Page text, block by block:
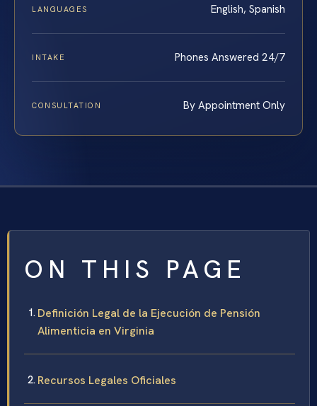
LANGUAGES English, Spanish
INTAKE Phones Answered 24/7
CONSULTATION By Appointment Only
ON THIS PAGE
Definición Legal de la Ejecución de Pensión
Alimenticia en Virginia
Recursos Legales Oficiales